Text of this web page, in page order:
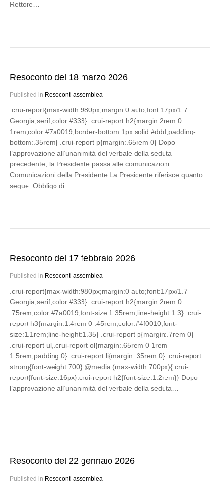
Rettore…
Resoconto del 18 marzo 2026
Published in Resoconti assemblea
.crui-report{max-width:980px;margin:0 auto;font:17px/1.7
Georgia,serif;color:#333} .crui-report h2{margin:2rem 0
1rem;color:#7a0019;border-bottom:1px solid #ddd;padding-
bottom:.35rem} .crui-report p{margin:.65rem 0} Dopo
l’approvazione all’unanimità del verbale della seduta
precedente, la Presidente passa alle comunicazioni.
Comunicazioni della Presidente La Presidente riferisce quanto
segue: Obbligo di…
Resoconto del 17 febbraio 2026
Published in Resoconti assemblea
.crui-report{max-width:980px;margin:0 auto;font:17px/1.7
Georgia,serif;color:#333} .crui-report h2{margin:2rem 0
.75rem;color:#7a0019;font-size:1.35rem;line-height:1.3} .crui-
report h3{margin:1.4rem 0 .45rem;color:#4f0010;font-
size:1.1rem;line-height:1.35} .crui-report p{margin:.7rem 0}
.crui-report ul,.crui-report ol{margin:.65rem 0 1rem
1.5rem;padding:0} .crui-report li{margin:.35rem 0} .crui-report
strong{font-weight:700} @media (max-width:700px){.crui-
report{font-size:16px}.crui-report h2{font-size:1.2rem}} Dopo
l’approvazione all’unanimità del verbale della seduta…
Resoconto del 22 gennaio 2026
Published in Resoconti assemblea